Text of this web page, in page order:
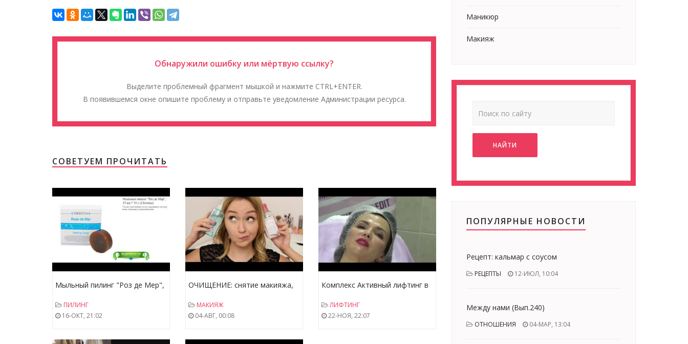
Обнаружили ошибку или мёртвую ссылку?
Выделите проблемный фрагмент мышкой и нажмите CTRL+ENTER.
В появившемся окне опишите проблему и отправьте уведомление Администрации ресурса.
СОВЕТУЕМ ПРОЧИТАТЬ
Мыльный пилинг "Роз де Мер",
ПИЛИНГ
16-ОКТ, 21:02
ОЧИЩЕНИЕ: снятие макияжа,
МАКИЯЖ
04-АВГ, 00:08
Комплекс Активный лифтинг в
ЛИФТИНГ
22-НОЯ, 22:07
Маникюр
Макияж
НАЙТИ
ПОПУЛЯРНЫЕ НОВОСТИ
Рецепт: кальмар с соусом
РЕЦЕПТЫ 12-ИЮЛ, 10:04
Между нами (Вып.240)
ОТНОШЕНИЯ 04-МАР, 13:04